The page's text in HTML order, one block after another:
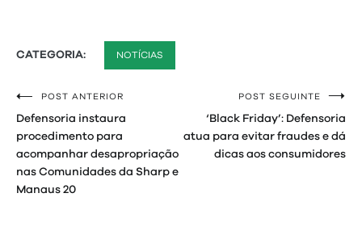
CATEGORIA: NOTÍCIAS
Navegação
de
Post
POST ANTERIOR
Defensoria instaura
procedimento para
acompanhar desapropriação
nas Comunidades da Sharp e
Manaus 20
POST SEGUINTE
‘Black Friday’: Defensoria
atua para evitar fraudes e dá
dicas aos consumidores